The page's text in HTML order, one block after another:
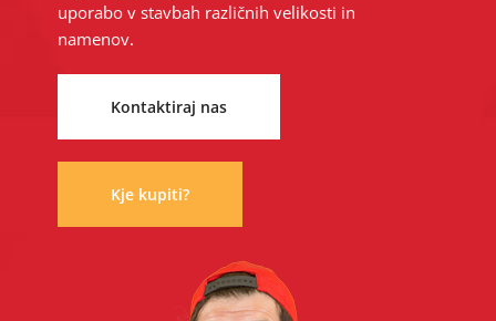
uporabo v stavbah različnih velikosti in
namenov.
Kontaktiraj nas
Kje kupiti?